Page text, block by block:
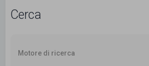
Cerca
Motore di ricerca